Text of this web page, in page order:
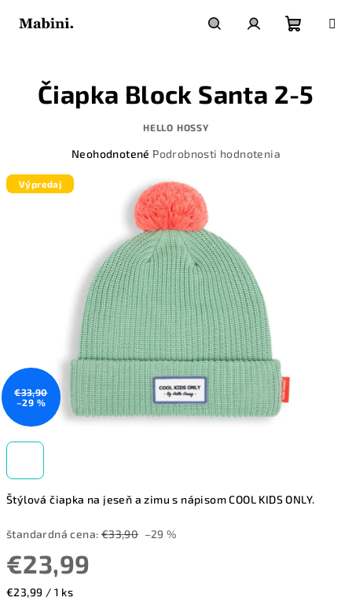
košík
Štýlová čiapka na jeseň a zimu s nápisom COOL KIDS ONLY.
štandardná cena: €33,90 –29 %
€23,99
Jednotková
€23,99 / 1 ks
Čiapka Block Santa 2-5
HELLO HOSSY
Priemerné
produktu
hviezdičiek.
Neohodnotené Podrobnosti hodnotenia
Výpredaj
€33,90
–29 %